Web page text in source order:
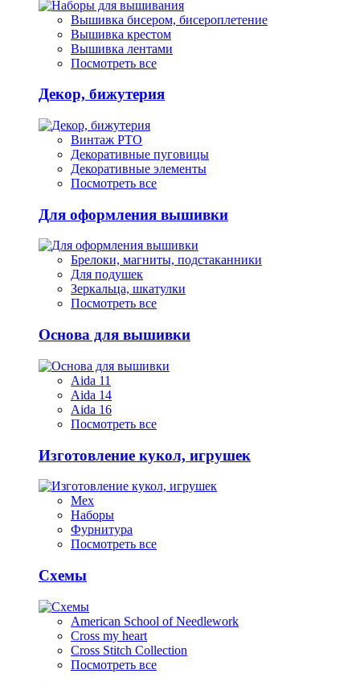
Вышивка бисером, бисероплетение
Вышивка крестом
Вышивка лентами
Посмотреть все
Декор, бижутерия
Винтаж РТО
Декоративные пуговицы
Декоративные элементы
Посмотреть все
Для оформления вышивки
Брелоки, магниты, подстаканники
Для подушек
Зеркальца, шкатулки
Посмотреть все
Основа для вышивки
Aida 11
Aida 14
Aida 16
Посмотреть все
Изготовление кукол, игрушек
Мех
Наборы
Фурнитура
Посмотреть все
Схемы
American School of Needlework
Cross my heart
Cross Stitch Collection
Посмотреть все